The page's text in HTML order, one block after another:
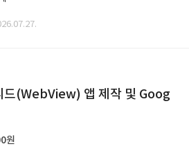
드(WebView) 앱 제작 및 Goog
원